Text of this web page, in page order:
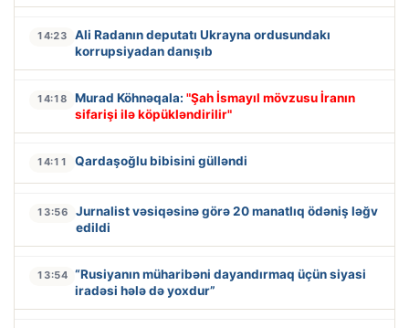
14:23
Ali Radanın deputatı Ukrayna ordusundakı
korrupsiyadan danışıb
14:18 Murad Köhnəqala: "Şah İsmayıl mövzusu İranın
sifarişi ilə köpükləndirilir"
14:11 Qardaşoğlu bibisini gülləndi
13:56
Jurnalist vəsiqəsinə görə 20 manatlıq ödəniş ləğv
edildi
13:54 “Rusiyanın müharibəni dayandırmaq üçün siyasi
iradəsi hələ də yoxdur”